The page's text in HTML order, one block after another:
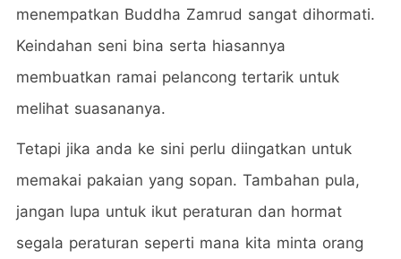
menempatkan Buddha Zamrud sangat dihormati.
Keindahan seni bina serta hiasannya
membuatkan ramai pelancong tertarik untuk
melihat suasananya.
Tetapi jika anda ke sini perlu diingatkan untuk
memakai pakaian yang sopan. Tambahan pula,
jangan lupa untuk ikut peraturan dan hormat
segala peraturan seperti mana kita minta orang